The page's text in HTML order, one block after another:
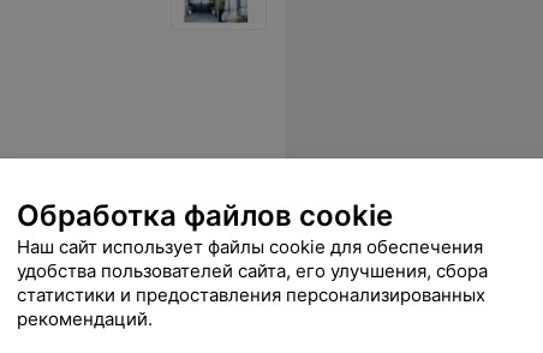
Обработка файлов cookie
Наш сайт использует файлы cookie для обеспечения
удобства пользователей сайта, его улучшения, сбора
статистики и предоставления персонализированных
рекомендаций.